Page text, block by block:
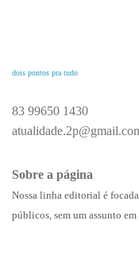
dois pontos pra tudo
83 99650 1430
Sobre a página
Nossa linha editorial é
públicos, sem um assunto